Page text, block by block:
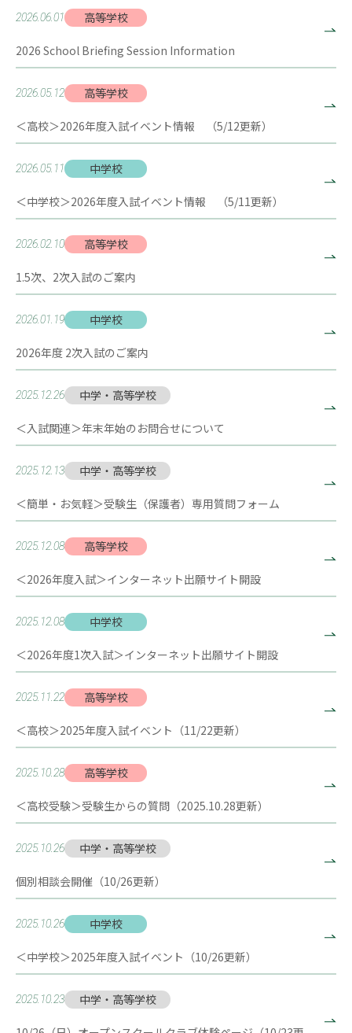
2026.06.01 高等学校
2026 School Briefing Session Information
2026.05.12 高等学校
＜高校＞2026年度入試イベント情報 （5/12更新）
2026.05.11 中学校
＜中学校＞2026年度入試イベント情報 （5/11更新）
2026.02.10 高等学校
1.5次、2次入試のご案内
2026.01.19 中学校
2026年度 2次入試のご案内
2025.12.26 中学・高等学校
＜入試関連＞年末年始のお問合せについて
2025.12.13 中学・高等学校
＜簡単・お気軽＞受験生（保護者）専用質問フォーム
2025.12.08 高等学校
＜2026年度入試＞インターネット出願サイト開設
2025.12.08 中学校
＜2026年度1次入試＞インターネット出願サイト開設
2025.11.22 高等学校
＜高校＞2025年度入試イベント（11/22更新）
2025.10.28 高等学校
＜高校受験＞受験生からの質問（2025.10.28更新）
2025.10.26 中学・高等学校
個別相談会開催（10/26更新）
2025.10.26 中学校
＜中学校＞2025年度入試イベント（10/26更新）
2025.10.23 中学・高等学校